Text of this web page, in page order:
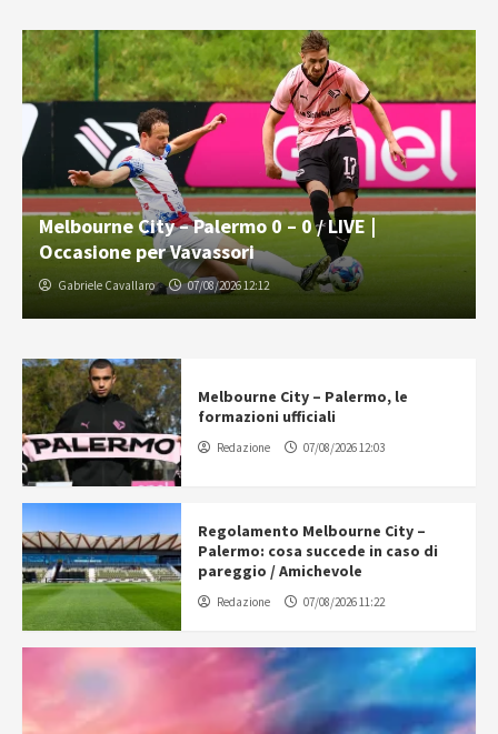
Melbourne City – Palermo 0 – 0 / LIVE |
Occasione per Vavassori
Gabriele Cavallaro 07/08/2026 12:12
Melbourne City – Palermo, le
formazioni ufficiali
Redazione 07/08/2026 12:03
Regolamento Melbourne City –
Palermo: cosa succede in caso di
pareggio / Amichevole
Redazione 07/08/2026 11:22